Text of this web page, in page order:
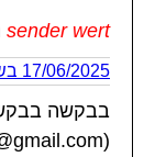
sender wert
17/06/2025 בשעה 19:46:55
בבקשה